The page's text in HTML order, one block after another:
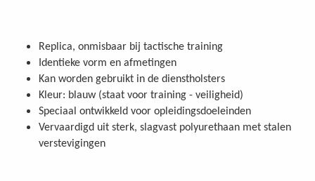
Replica, onmisbaar bij tactische training
Identieke vorm en afmetingen
Kan worden gebruikt in de dienstholsters
Kleur: blauw (staat voor training - veiligheid)
Speciaal ontwikkeld voor opleidingsdoeleinden
Vervaardigd uit sterk, slagvast polyurethaan met stalen
verstevigingen